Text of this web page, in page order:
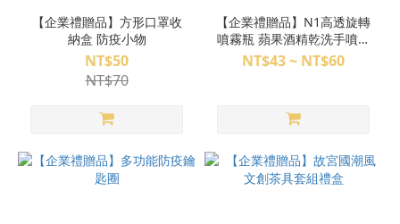
【企業禮贈品】方形口罩收
納盒 防疫小物
NT$50
NT$70
【企業禮贈品】N1高透旋轉
噴霧瓶 蘋果酒精乾洗手噴霧
瓶 防疫小物
NT$43 ~ NT$60